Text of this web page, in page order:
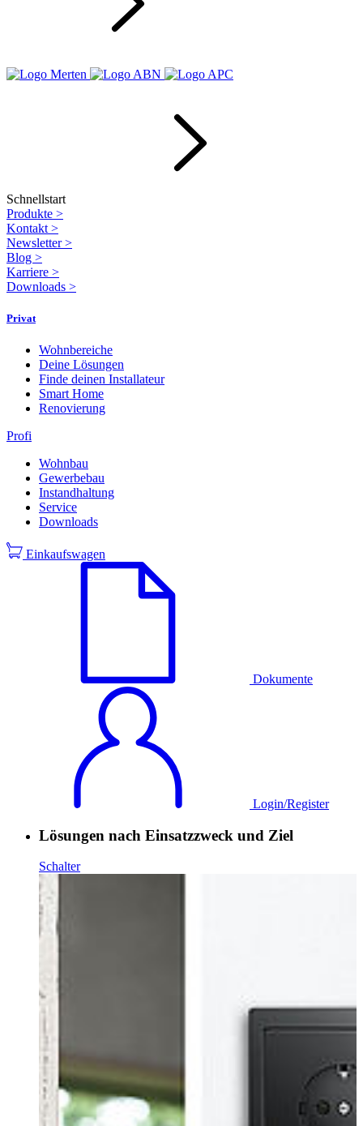
Schnellstart
Produkte >
Kontakt >
Newsletter>
Blog >
Karriere >
Downloads >
Privat
Wohnbereiche
Deine Lösungen
Finde deinen Installateur
Smart Home
Renovierung
Profi
Wohnbau
Gewerbebau
Instandhaltung
Service
Downloads
Einkaufswagen
Dokumente
Login/Register
Lösungen nach Einsatzzweck und Ziel
Schalter